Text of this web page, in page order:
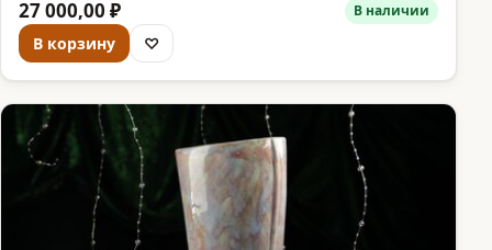
27 000,00 ₽ В наличии
В корзину ♡